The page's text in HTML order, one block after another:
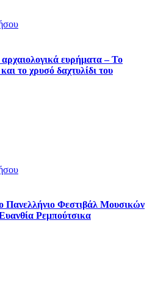
ευρήματα – Το
το χρυσό δαχτυλίδι του
Πανελλήνιο Φεστιβάλ Μουσικών
Ρεμπούτσικα